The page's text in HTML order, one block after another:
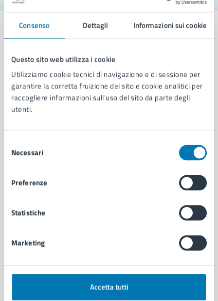
Consenso Dettagli Informazioni sui cookie
Questo sito web utilizza i cookie
Utilizziamo cookie tecnici di navigazione e di sessione per
garantire la corretta fruizione del sito e cookie analitici per
raccogliere informazioni sull'uso del sito da parte degli
utenti.
delNecessari
Preferenze
Statistiche
Marketing
Accetta tutti
Comune di Napoli
AMMINISTRAZIONE
Aree amministrative
Enti e fondazioni
Personale amministrativo
Ambiente
Autorizzazioni